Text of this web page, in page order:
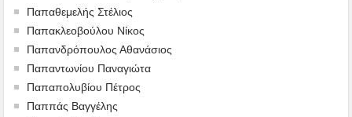
Παπαθεμελής Στέλιος
Παπακλεοβούλου Νίκος
Παπανδρόπουλος Αθανάσιος
Παπαντωνίου Παναγιώτα
Παπαπολυβίου Πέτρος
Παππάς Βαγγέλης